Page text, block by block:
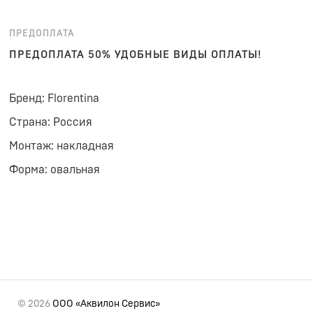
ПРЕДОПЛАТА
ПРЕДОПЛАТА 50% УДОБНЫЕ ВИДЫ ОПЛАТЫ!
Бренд: Florentina
Страна: Россия
Монтаж: накладная
Форма: овальная
© 2026 ООО «Аквилон Сервис»